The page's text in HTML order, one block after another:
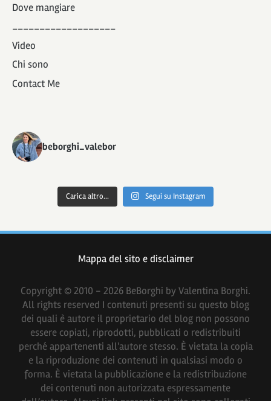
Dove mangiare
___________________
Video
Chi sono
Contact Me
beborghi_valebor
Carica altro... Segui su Instagram
Mappa del sito e disclaimer
Copyright © 2010 - 2026 BeBorghi by Valentina Borghi.
All rights reserved I contenuti presenti su questo blog
dei quali è autore il proprietario del blog non possono
essere copiati, riprodotti, pubblicati o redistribuiti
perché appartenenti all'autore stesso. È vietata la copia
e la riproduzione dei contenuti in qualsiasi modo o
forma. È vietata la pubblicazione e la redistribuzione
dei contenuti non autorizzata espressamente